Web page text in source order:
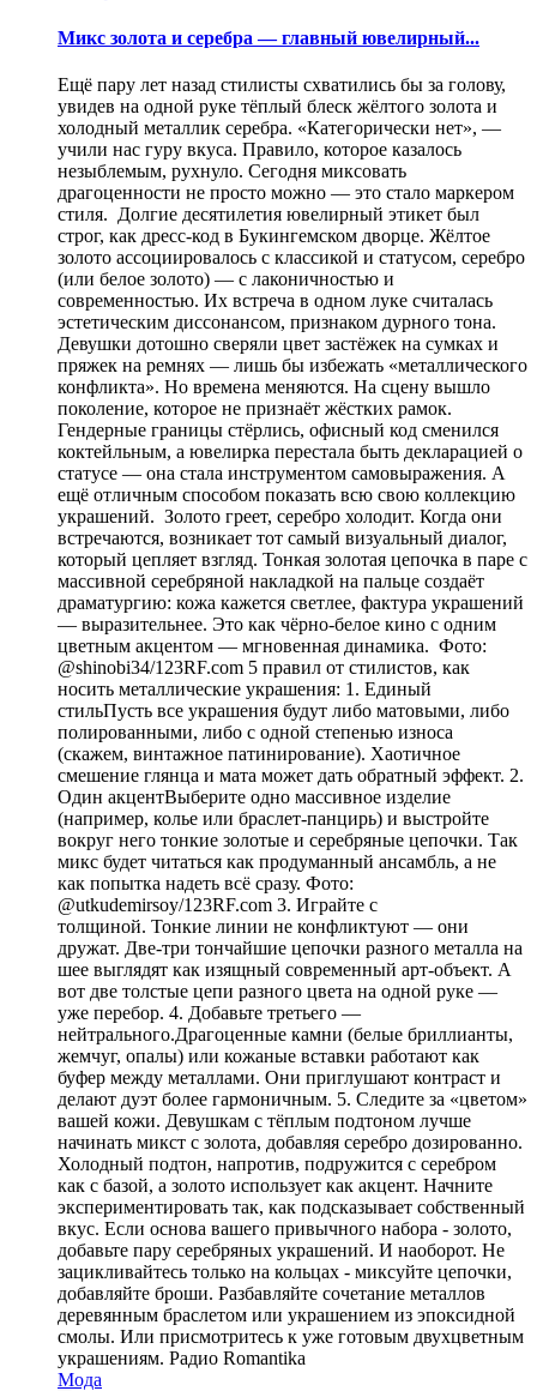
Микс золота и серебра — главный ювелирный...
Ещё пару лет назад стилисты схватились бы за голову,
увидев на одной руке тёплый блеск жёлтого золота и
холодный металлик серебра. «Категорически нет», —
учили нас гуру вкуса. Правило, которое казалось
незыблемым, рухнуло. Сегодня миксовать
драгоценности не просто можно — это стало маркером
стиля. Долгие десятилетия ювелирный этикет был
строг, как дресс-код в Букингемском дворце. Жёлтое
золото ассоциировалось с классикой и статусом, серебро
(или белое золото) — с лаконичностью и
современностью. Их встреча в одном луке считалась
эстетическим диссонансом, признаком дурного тона.
Девушки дотошно сверяли цвет застёжек на сумках и
пряжек на ремнях — лишь бы избежать «металлического
конфликта». Но времена меняются. На сцену вышло
поколение, которое не признаёт жёстких рамок.
Гендерные границы стёрлись, офисный код сменился
коктейльным, а ювелирка перестала быть декларацией о
статусе — она стала инструментом самовыражения. А
ещё отличным способом показать всю свою коллекцию
украшений. Золото греет, серебро холодит. Когда они
встречаются, возникает тот самый визуальный диалог,
который цепляет взгляд. Тонкая золотая цепочка в паре с
массивной серебряной накладкой на пальце создаёт
драматургию: кожа кажется светлее, фактура украшений
— выразительнее. Это как чёрно-белое кино с одним
цветным акцентом — мгновенная динамика. Фото:
@shinobi34/123RF.com 5 правил от стилистов, как
носить металлические украшения: 1. Единый
стильПусть все украшения будут либо матовыми, либо
полированными, либо с одной степенью износа
(скажем, винтажное патинирование). Хаотичное
смешение глянца и мата может дать обратный эффект. 2.
Один акцентВыберите одно массивное изделие
(например, колье или браслет-панцирь) и выстройте
вокруг него тонкие золотые и серебряные цепочки. Так
микс будет читаться как продуманный ансамбль, а не
как попытка надеть всё сразу. Фото:
@utkudemirsoy/123RF.com 3. Играйте с
толщиной. Тонкие линии не конфликтуют — они
дружат. Две-три тончайшие цепочки разного металла на
шее выглядят как изящный современный арт-объект. А
вот две толстые цепи разного цвета на одной руке —
уже перебор. 4. Добавьте третьего —
нейтрального.Драгоценные камни (белые бриллианты,
жемчуг, опалы) или кожаные вставки работают как
буфер между металлами. Они приглушают контраст и
делают дуэт более гармоничным. 5. Следите за «цветом»
вашей кожи. Девушкам с тёплым подтоном лучше
начинать микст с золота, добавляя серебро дозированно.
Холодный подтон, напротив, подружится с серебром
как с базой, а золото использует как акцент. Начните
экспериментировать так, как подсказывает собственный
вкус. Если основа вашего привычного набора - золото,
добавьте пару серебряных украшений. И наоборот. Не
зацикливайтесь только на кольцах - миксуйте цепочки,
добавляйте броши. Разбавляйте сочетание металлов
деревянным браслетом или украшением из эпоксидной
смолы. Или присмотритесь к уже готовым двухцветным
украшениям. Радио Romantika
Мода